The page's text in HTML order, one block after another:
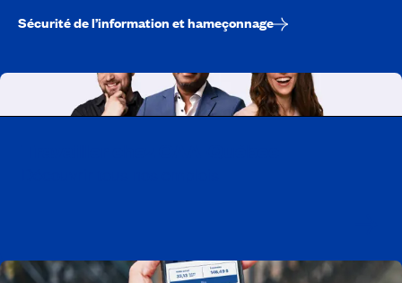
Sécurité de l’information et hameçonnage